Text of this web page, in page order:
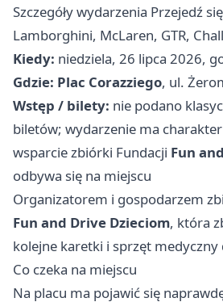
Szczegóły wydarzenia Przejedź
Lamborghini, McLaren, GTR,
Kiedy: niedziela, 26 lipca 2026,
Gdzie: Plac Corazziego, ul.
Wstęp / bilety: nie podano
biletów; wydarzenie ma
wsparcie zbiórki Fundacji Fun
odbywa się na miejscu
Organizatorem i gospodarzem
Fun and Drive Dzieciom, która
kolejne karetki i sprzęt medyczny
Co czeka na miejscu
Na placu ma pojawić się